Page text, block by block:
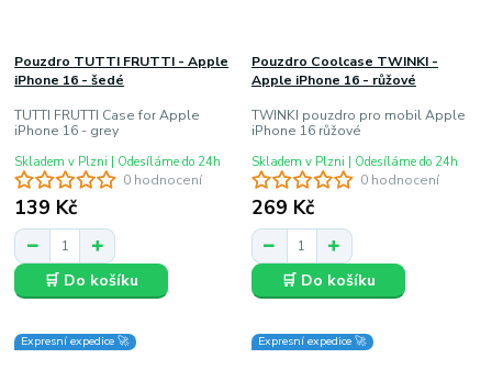
0 hodnocení
Pouzdro TUTTI FRUTTI - Apple
iPhone 16 - šedé
TUTTI FRUTTI Case for Apple
iPhone 16 - grey
139 Kč
Skladem v Plzni | Odesíláme do 24h
🛒 Do košíku
0 hodnocení
Pouzdro Coolcase TWINKI -
Apple iPhone 16 - růžové
TWINKI pouzdro pro mobil Apple
iPhone 16 růžové
269 Kč
Skladem v Plzni | Odesíláme do 24h
🛒 Do košíku
Expresní expedice 🚀 Expresní expedice 🚀